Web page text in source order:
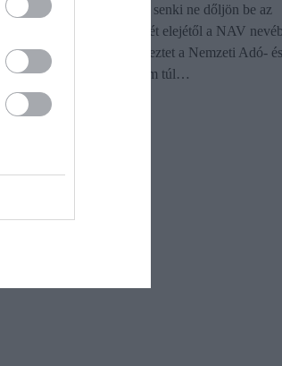
A NAV nem küld e-mailt, senki ne dőljön be az
adathalászoknak, akik a hét elejétől a NAV
csaló e-maileket - figyelmeztet a Nemzeti Adó-
védekezés szerencsére nem túl…